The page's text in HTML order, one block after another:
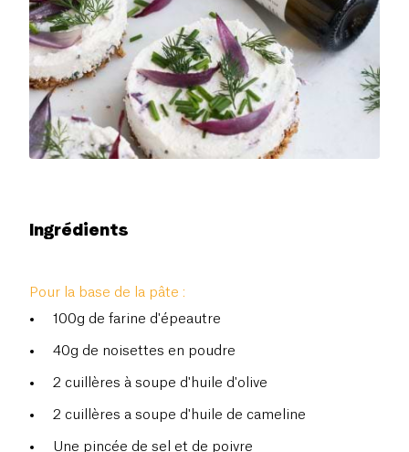
Ingrédients
Pour la base de la pâte :
100g de farine d'épeautre
40g de noisettes en poudre
2 cuillères à soupe d'huile d'olive
2 cuillères a soupe d'huile de cameline
Une pincée de sel et de poivre